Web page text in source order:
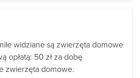
widziane są zwierzęta domowe
opłatą: 50 zł za dobę
zwierzęta domowe.